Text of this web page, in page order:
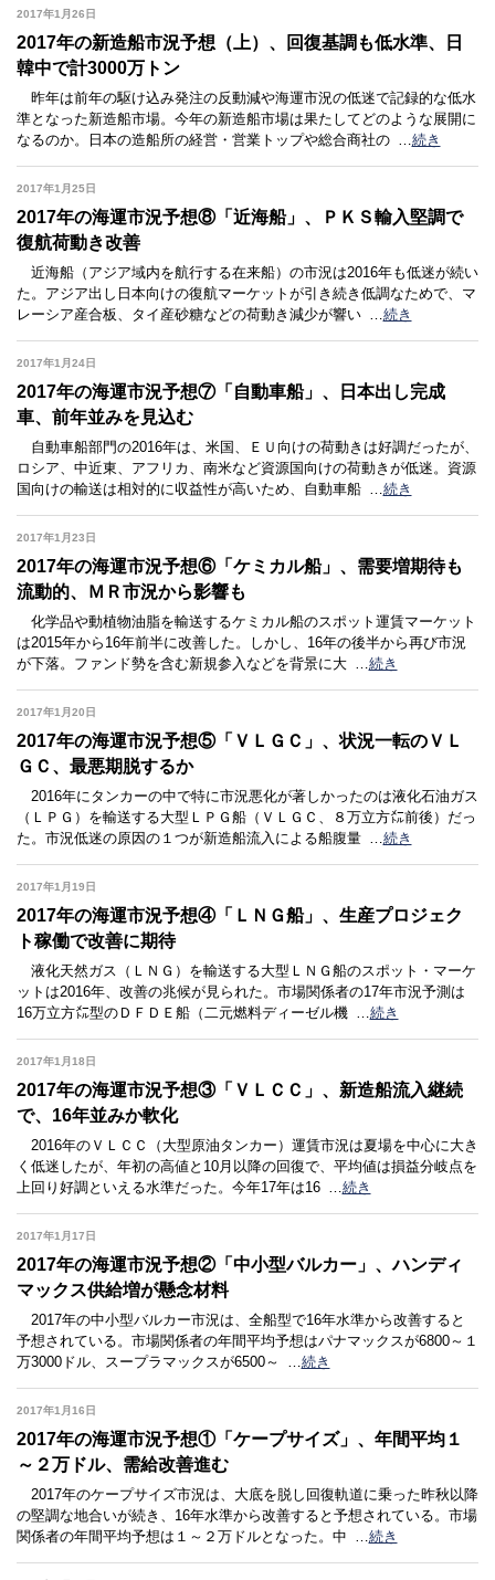
2017年1月26日
2017年の新造船市況予想（上）、回復基調も低水準、日
韓中で計3000万トン
昨年は前年の駆け込み発注の反動減や海運市況の低迷で記録的な低水
準となった新造船市場。今年の新造船市場は果たしてどのような展開に
なるのか。日本の造船所の経営・営業トップや総合商社の …続き
2017年1月25日
2017年の海運市況予想⑧「近海船」、ＰＫＳ輸入堅調で
復航荷動き改善
近海船（アジア域内を航行する在来船）の市況は2016年も低迷が続い
た。アジア出し日本向けの復航マーケットが引き続き低調なためで、マ
レーシア産合板、タイ産砂糖などの荷動き減少が響い …続き
2017年1月24日
2017年の海運市況予想⑦「自動車船」、日本出し完成
車、前年並みを見込む
自動車船部門の2016年は、米国、ＥＵ向けの荷動きは好調だったが、
ロシア、中近東、アフリカ、南米など資源国向けの荷動きが低迷。資源
国向けの輸送は相対的に収益性が高いため、自動車船 …続き
2017年1月23日
2017年の海運市況予想⑥「ケミカル船」、需要増期待も
流動的、ＭＲ市況から影響も
化学品や動植物油脂を輸送するケミカル船のスポット運賃マーケット
は2015年から16年前半に改善した。しかし、16年の後半から再び市況
が下落。ファンド勢を含む新規参入などを背景に大 …続き
2017年1月20日
2017年の海運市況予想⑤「ＶＬＧＣ」、状況一転のＶＬ
ＧＣ、最悪期脱するか
2016年にタンカーの中で特に市況悪化が著しかったのは液化石油ガス
（ＬＰＧ）を輸送する大型ＬＰＧ船（ＶＬＧＣ、８万立方㍍前後）だっ
た。市況低迷の原因の１つが新造船流入による船腹量 …続き
2017年1月19日
2017年の海運市況予想④「ＬＮＧ船」、生産プロジェク
ト稼働で改善に期待
液化天然ガス（ＬＮＧ）を輸送する大型ＬＮＧ船のスポット・マーケ
ットは2016年、改善の兆候が見られた。市場関係者の17年市況予測は
16万立方㍍型のＤＦＤＥ船（二元燃料ディーゼル機 …続き
2017年1月18日
2017年の海運市況予想③「ＶＬＣＣ」、新造船流入継続
で、16年並みか軟化
2016年のＶＬＣＣ（大型原油タンカー）運賃市況は夏場を中心に大き
く低迷したが、年初の高値と10月以降の回復で、平均値は損益分岐点を
上回り好調といえる水準だった。今年17年は16 …続き
2017年1月17日
2017年の海運市況予想②「中小型バルカー」、ハンディ
マックス供給増が懸念材料
2017年の中小型バルカー市況は、全船型で16年水準から改善すると
予想されている。市場関係者の年間平均予想はパナマックスが6800～１
万3000ドル、スープラマックスが6500～
…続き
2017年1月16日
2017年の海運市況予想①「ケープサイズ」、年間平均１
～２万ドル、需給改善進む
2017年のケープサイズ市況は、大底を脱し回復軌道に乗った昨秋以降
の堅調な地合いが続き、16年水準から改善すると予想されている。市場
関係者の年間平均予想は１～２万ドルとなった。中 …続き